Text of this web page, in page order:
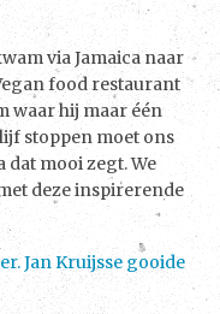
via Jamaica naar
food restaurant
waar hij maar één
stoppen moet ons
dat mooi zegt. We
deze inspirerende
Jan Kruijsse gooide